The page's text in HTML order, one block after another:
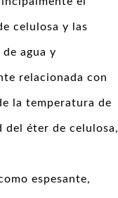
celulosa y las
agua y
relacionada con
la temperatura de
del éter de celulosa,
espesante,